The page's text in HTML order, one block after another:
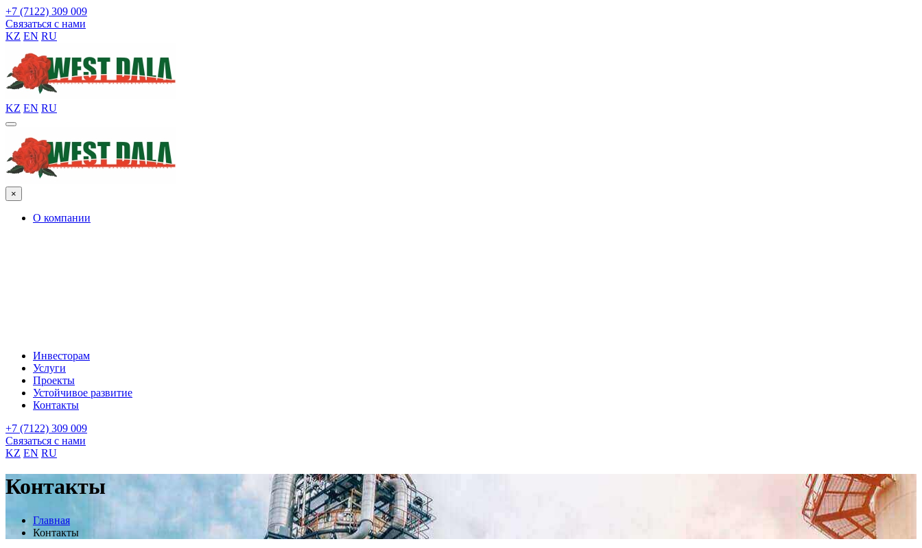
+7 (7122) 309 009
Связаться с нами
KZ EN RU
KZ EN RU
×
О компании
Инвесторам
Услуги
Проекты
Устойчивое развитие
Контакты
+7 (7122) 309 009
Связаться с нами
KZ EN RU
Контакты
Главная
Контакты